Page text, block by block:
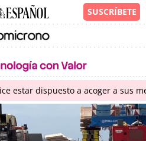
estar dispuesto a acoger a sus